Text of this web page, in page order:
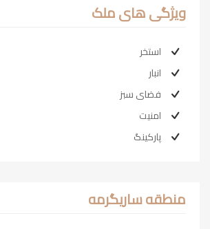
ویژگی های ملک
استخر
انبار
فضای سبز
امنیت
پارکینگ
منطقه ساریگرمه